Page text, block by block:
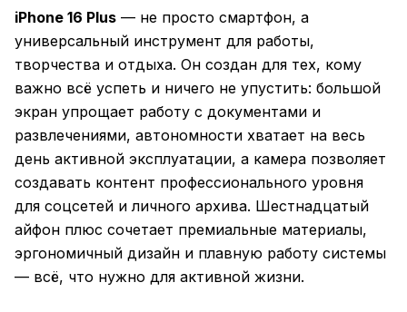
iPhone 16 Plus — не просто смартфон, а
универсальный инструмент для работы,
творчества и отдыха. Он создан для тех, кому
важно всё успеть и ничего не упустить: большой
экран упрощает работу с документами и
развлечениями, автономности хватает на весь
день активной эксплуатации, а камера позволяет
создавать контент профессионального уровня
для соцсетей и личного архива. Шестнадцатый
айфон плюс сочетает премиальные материалы,
эргономичный дизайн и плавную работу системы
— всё, что нужно для активной жизни.